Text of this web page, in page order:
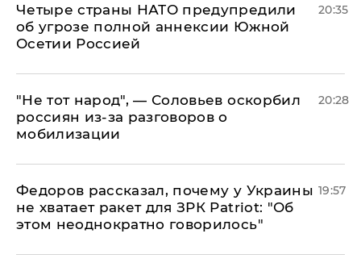
Четыре страны НАТО предупредили
об угрозе полной аннексии Южной
Осетии Россией
20:35
​"Не тот народ", — Соловьев оскорбил
россиян из-за разговоров о
мобилизации
20:28
Федоров рассказал, почему у Украины
не хватает ракет для ЗРК Patriot: "Об
этом неоднократно говорилось"
19:57